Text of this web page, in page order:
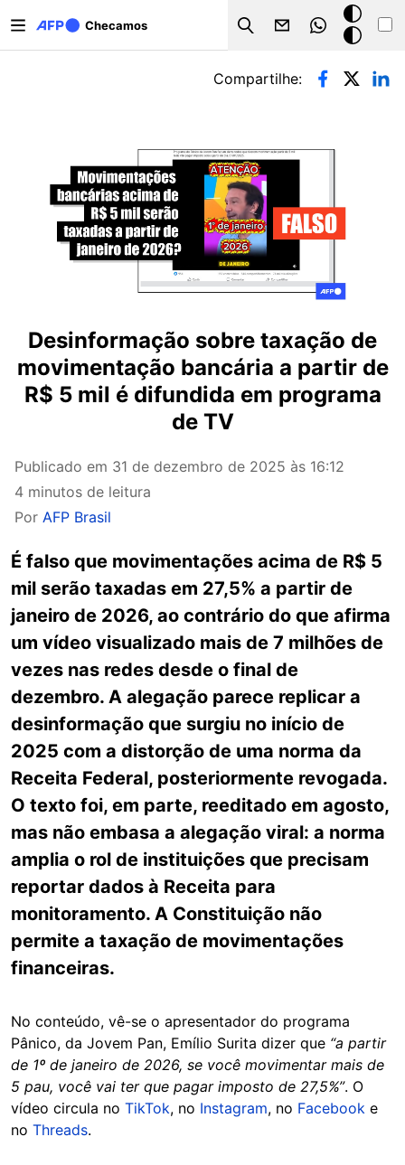
Checamos
Search
Modo
escuro
Abas primárias
Compartilhe:
Desinformação sobre taxação de
movimentação bancária a partir de
R$ 5 mil é difundida em programa
de TV
Publicado em 31 de dezembro de 2025 às 16:12
4 minutos de leitura
Por AFP Brasil
É falso que movimentações acima de R$ 5
mil serão taxadas em 27,5% a partir de
janeiro de 2026, ao contrário do que afirma
um vídeo visualizado mais de 7 milhões de
vezes nas redes desde o final de
dezembro. A alegação parece replicar a
desinformação que surgiu no início de
2025 com a distorção de uma norma da
Receita Federal, posteriormente revogada.
O texto foi, em parte, reeditado em agosto,
mas não embasa a alegação viral: a norma
amplia o rol de instituições que precisam
reportar dados à Receita para
monitoramento. A Constituição não
permite a taxação de movimentações
financeiras.
No conteúdo, vê-se o apresentador do programa
Pânico, da Jovem Pan, Emílio Surita dizer que “a partir
de 1º de janeiro de 2026, se você movimentar mais de
5 pau, você vai ter que pagar imposto de 27,5%”. O
vídeo circula no TikTok, no Instagram, no Facebook e
no Threads.